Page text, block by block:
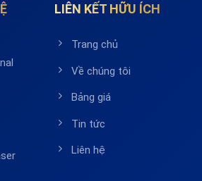
LIÊN KẾT HỮU ÍCH
Trang chủ
Về chúng tôi
Bảng giá
Tin tức
Liên hệ